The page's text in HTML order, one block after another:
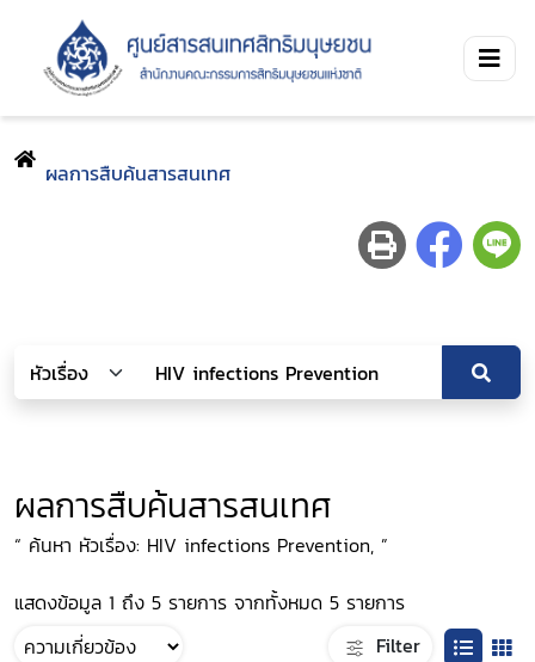
ผลการสืบค้นสารสนเทศ
ผลการสืบค้นสารสนเทศ
“ ค้นหา หัวเรื่อง: HIV infections Prevention, ”
แสดงข้อมูล 1 ถึง 5 รายการ จากทั้งหมด 5 รายการ
Filter